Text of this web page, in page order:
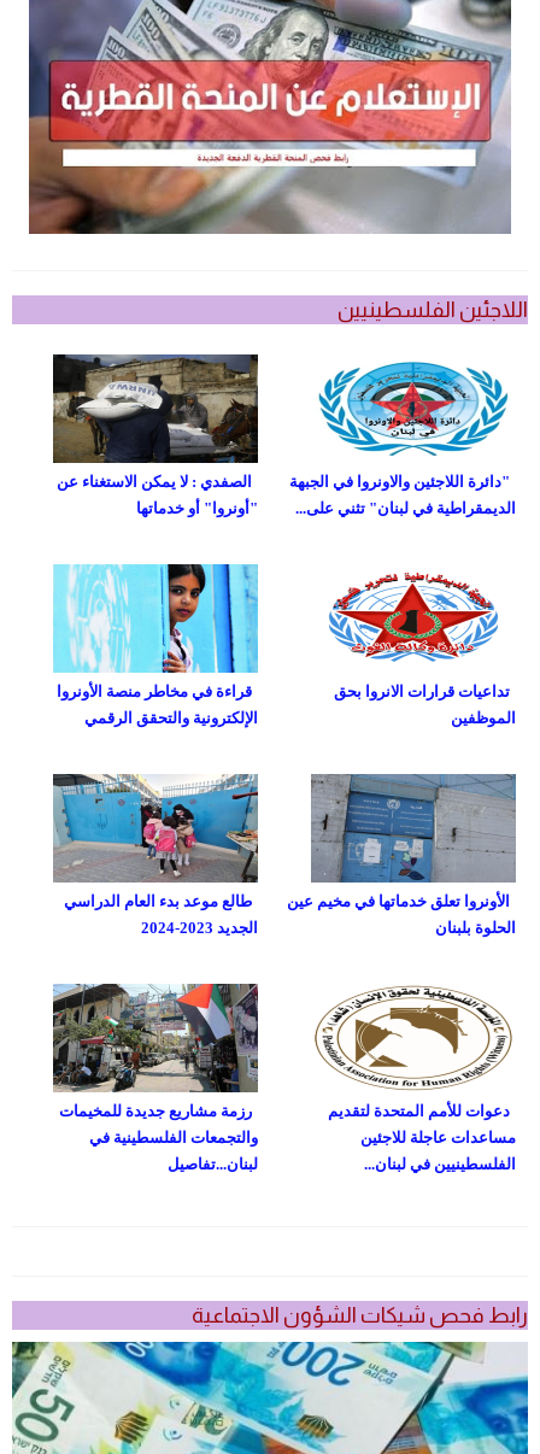
اللاجئين الفلسطينيين
الصفدي : لا يمكن الاستغناء عن
"أونروا" أو خدماتها
"دائرة اللاجئين والاونروا في الجبهة
الديمقراطية في لبنان" تثني على...
قراءة في مخاطر منصة الأونروا
الإلكترونية والتحقق الرقمي
تداعيات قرارات الانروا بحق
الموظفين
طالع موعد بدء العام الدراسي
الجديد 2023-2024
الأونروا تعلق خدماتها في مخيم عين
الحلوة بلبنان
رزمة مشاريع جديدة للمخيمات
والتجمعات الفلسطينية في
لبنان...تفاصيل
دعوات للأمم المتحدة لتقديم
مساعدات عاجلة للاجئين
الفلسطينيين في لبنان...
رابط فحص شيكات الشؤون الاجتماعية